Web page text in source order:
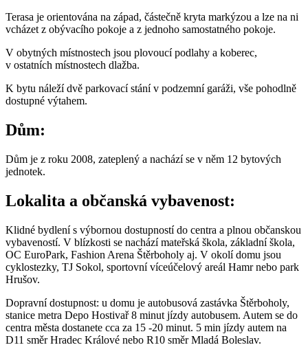
Terasa je orientována na západ, částečně kryta markýzou a lze na ni
vcházet z obývacího pokoje a z jednoho samostatného pokoje.
V obytných místnostech jsou plovoucí podlahy a koberec,
v ostatních místnostech dlažba.
K bytu náleží dvě parkovací stání v podzemní garáži, vše pohodlně
dostupné výtahem.
Dům:
Dům je z roku 2008, zateplený a nachází se v něm 12 bytových
jednotek.
Lokalita a občanská vybavenost:
Klidné bydlení s výbornou dostupností do centra a plnou občanskou
vybaveností. V blízkosti se nachází mateřská škola, základní škola,
OC EuroPark, Fashion Arena Štěrboholy aj. V okolí domu jsou
cyklostezky, TJ Sokol, sportovní víceúčelový areál Hamr nebo park
Hrušov.
Dopravní dostupnost: u domu je autobusová zastávka Štěrboholy,
stanice metra Depo Hostivař 8 minut jízdy autobusem. Autem se do
centra města dostanete cca za 15 -20 minut. 5 min jízdy autem na
D11 směr Hradec Králové nebo R10 směr Mladá Boleslav.